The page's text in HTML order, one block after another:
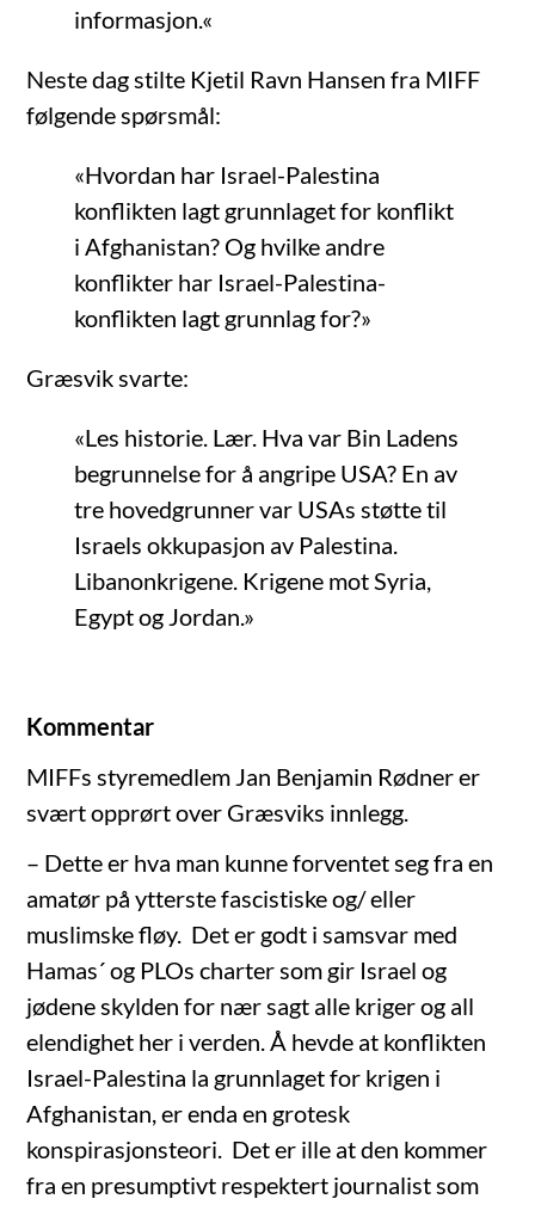
informasjon. «
Neste dag stilte Kjetil Ravn Hansen fra MIFF
følgende spørsmål:
«Hvordan har Israel-Palestina
konflikten lagt grunnlaget for konflikt
i Afghanistan? Og hvilke andre
konflikter har Israel-Palestina-
konflikten lagt grunnlag for?»
Græsvik svarte:
«Les historie. Lær. Hva var Bin Ladens
begrunnelse for å angripe USA? En av
tre hovedgrunner var USAs støtte til
Israels okkupasjon av Palestina.
Libanonkrigene. Krigene mot Syria,
Egypt og Jordan.»
Kommentar
MIFFs styremedlem Jan Benjamin Rødner er
svært opprørt over Græsviks innlegg.
– Dette er hva man kunne forventet seg fra en
amatør på ytterste fascistiske og/ eller
muslimske fløy. Det er godt i samsvar med
Hamas´ og PLOs charter som gir Israel og
jødene skylden for nær sagt alle kriger og all
elendighet her i verden. Å hevde at konflikten
Israel-Palestina la grunnlaget for krigen i
Afghanistan, er enda en grotesk
konspirasjonsteori. Det er ille at den kommer
fra en presumptivt respektert journalist som